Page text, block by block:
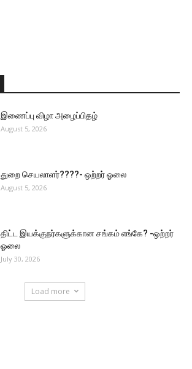
இணைப்பு விழா அழைப்பிதழ்
August 5, 2026
துறை செயலாளர்????- ஒற்றர் ஓலை
August 5, 2026
திட்ட இயக்குநர்களுக்கான சங்கம் எங்கே? -ஒற்றர்
ஓலை
July 30, 2026
Load more